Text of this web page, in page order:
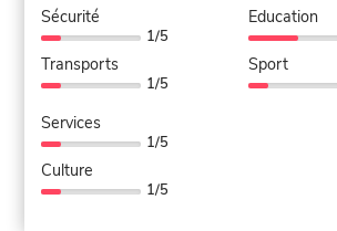
Sécurité
1/5
Transports
1/5
Education
Sport
Services
1/5
Culture
1/5